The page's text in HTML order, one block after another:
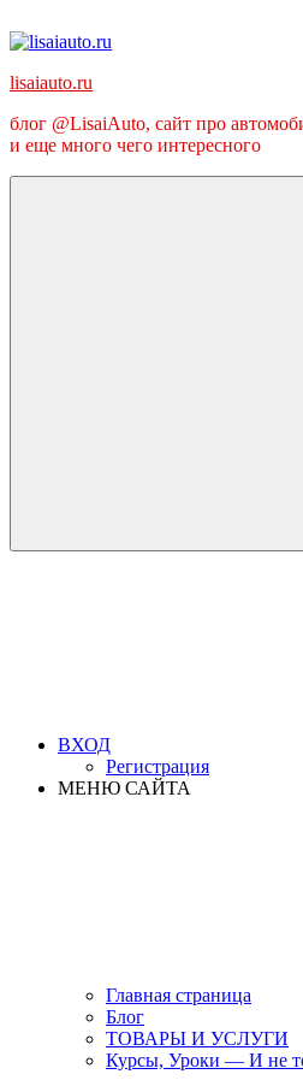
к
lisaiauto.ru
блог @LisaiAuto, сайт про
и еще много чего интересного
ВХОД
Регистрация
МЕНЮ САЙТА
Главная страница
Блог
ТОВАРЫ И УСЛУГИ
Курсы, Уроки — И не